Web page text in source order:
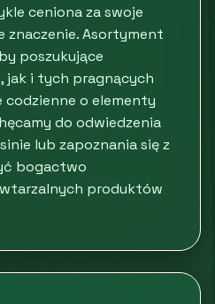
ceniona za swoje
znaczenie. Asortyment
poszukujące
jak i tych pragnących
o elementy
do odwiedzenia
lub zapoznania się z
bogactwo
produktów